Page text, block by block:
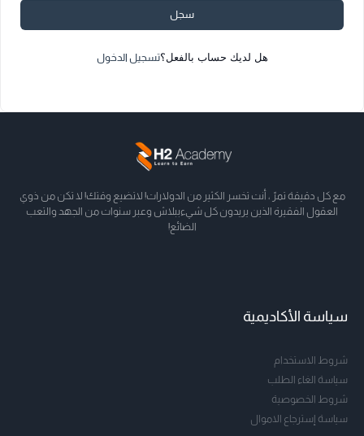
سجل
هل لديك حساب بالفعل؟تسجيل الدخول
مع كل دقيقة تمرّ ، أنت تخسر الكثير من الدولارات! لاتضيع وقتك! لا تكن من ذوي
العقول الفقيرة الذين يريدون كل شيءببلاش وعبر سنوات من الجهد والتعب
الضائع!
سياسة الأكاديمية
شروط الاستخدام
سياسة الغاء الطلب
شروط الخصوصية
سياسة إسترجاع الاموال